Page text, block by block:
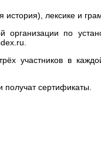
лексике и
организации по
участников в
сертификаты.